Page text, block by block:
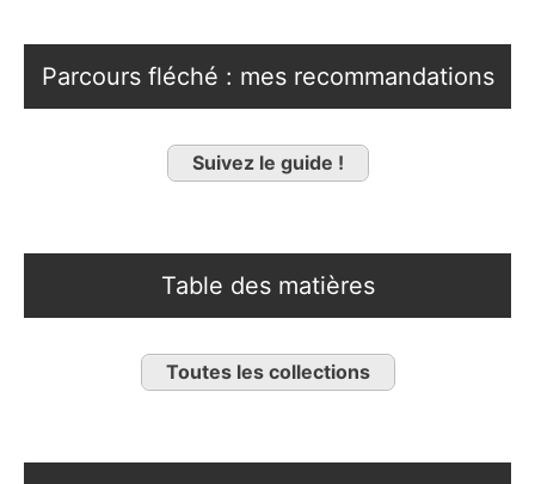
Parcours fléché : mes recommandations
Suivez le guide !
Table des matières
Toutes les collections